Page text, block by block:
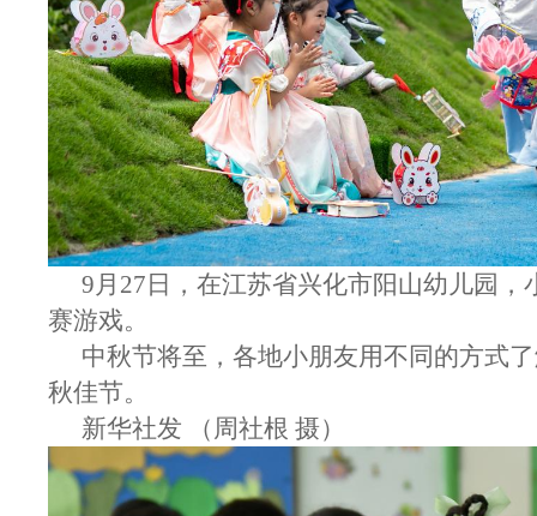
9月27日，在江苏省兴化市阳山幼儿园，
赛游戏。
中秋节将至，各地小朋友用不同的方式
秋佳节。
新华社发 （周社根 摄）